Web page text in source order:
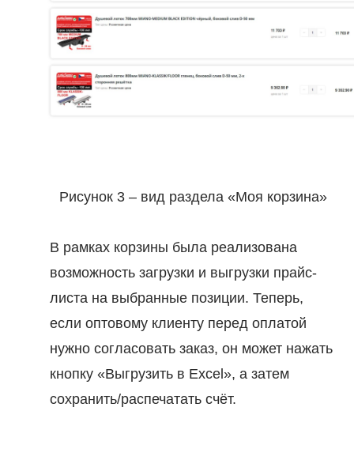
Рисунок 3 – вид раздела «Моя корзина»
В рамках корзины была реализована
возможность загрузки и выгрузки прайс-
листа на выбранные позиции. Теперь,
если оптовому клиенту перед оплатой
нужно согласовать заказ, он может нажать
кнопку «Выгрузить в Excel», а затем
сохранить/распечатать счёт.